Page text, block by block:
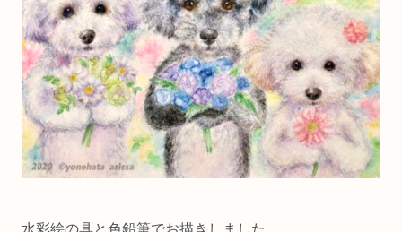
水彩絵の具と色鉛筆でお描きしました。